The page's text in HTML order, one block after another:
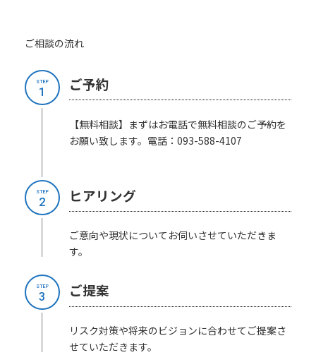
ご相談の流れ
ご予約
【無料相談】まずはお電話で無料相談のご予約を
お願い致します。電話：093-588-4107
STEP
1
ヒアリング
ご意向や現状についてお伺いさせていただきま
す。
STEP
2
ご提案
リスク対策や将来のビジョンに合わせてご提案さ
せていただきます。
STEP
3